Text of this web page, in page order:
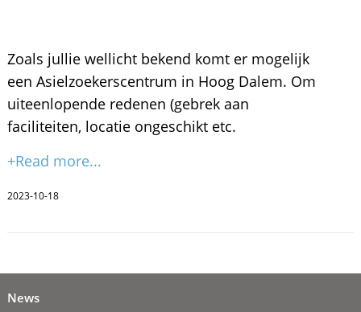
Zoals jullie wellicht bekend komt er mogelijk
een Asielzoekerscentrum in Hoog Dalem. Om
uiteenlopende redenen (gebrek aan
faciliteiten, locatie ongeschikt etc.
+Read more...
2023-10-18
News